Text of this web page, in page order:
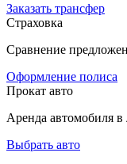
Заказать трансфер
Страховка
Сравнение
Оформление полиса
Прокат авто
Аренда автомобиля
Выбрать авто